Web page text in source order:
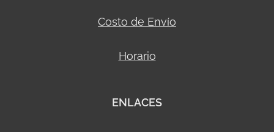
Costo de Envío
Horario
ENLACES